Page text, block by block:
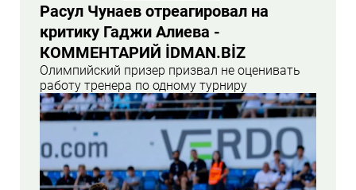
Расул Чунаев отреагировал на
критику Гаджи Алиева -
КОММЕНТАРИЙ İDMAN.BİZ
Олимпийский призер призвал не оценивать
работу тренера по одному турниру